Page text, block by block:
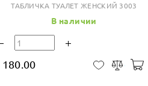
ТАБЛИЧКА ТУАЛЕТ ЖЕНСКИЙ 3003
В наличии
180.00 В закладки